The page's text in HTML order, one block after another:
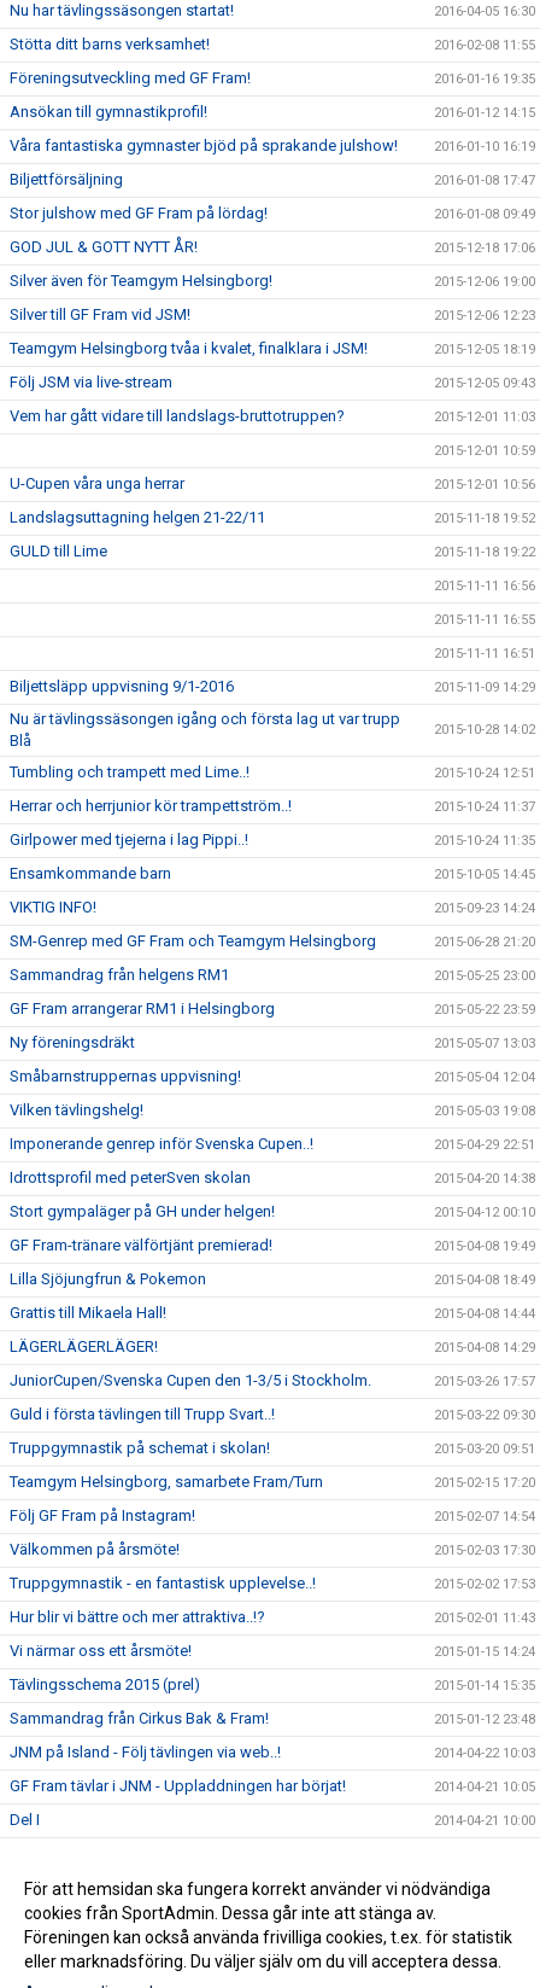
Nu har tävlingssäsongen startat! 2016-04-05 16:30
Stötta ditt barns verksamhet! 2016-02-08 11:55
Föreningsutveckling med GF Fram! 2016-01-16 19:35
Ansökan till gymnastikprofil! 2016-01-12 14:15
Våra fantastiska gymnaster bjöd på sprakande julshow! 2016-01-10 16:19
Biljettförsäljning 2016-01-08 17:47
Stor julshow med GF Fram på lördag! 2016-01-08 09:49
GOD JUL & GOTT NYTT ÅR! 2015-12-18 17:06
Silver även för Teamgym Helsingborg! 2015-12-06 19:00
Silver till GF Fram vid JSM! 2015-12-06 12:23
Teamgym Helsingborg tvåa i kvalet, finalklara i JSM! 2015-12-05 18:19
Följ JSM via live-stream 2015-12-05 09:43
Vem har gått vidare till landslags-bruttotruppen? 2015-12-01 11:03
2015-12-01 10:59
U-Cupen våra unga herrar 2015-12-01 10:56
Landslagsuttagning helgen 21-22/11 2015-11-18 19:52
GULD till Lime 2015-11-18 19:22
2015-11-11 16:56
2015-11-11 16:55
2015-11-11 16:51
Biljettsläpp uppvisning 9/1-2016 2015-11-09 14:29
Nu är tävlingssäsongen igång och första lag ut var trupp
Blå
2015-10-28 14:02
Tumbling och trampett med Lime..! 2015-10-24 12:51
Herrar och herrjunior kör trampettström..! 2015-10-24 11:37
Girlpower med tjejerna i lag Pippi..! 2015-10-24 11:35
Ensamkommande barn 2015-10-05 14:45
VIKTIG INFO! 2015-09-23 14:24
SM-Genrep med GF Fram och Teamgym Helsingborg 2015-06-28 21:20
Sammandrag från helgens RM1 2015-05-25 23:00
GF Fram arrangerar RM1 i Helsingborg 2015-05-22 23:59
Ny föreningsdräkt 2015-05-07 13:03
Småbarnstruppernas uppvisning! 2015-05-04 12:04
Vilken tävlingshelg! 2015-05-03 19:08
Imponerande genrep inför Svenska Cupen..! 2015-04-29 22:51
Idrottsprofil med peterSven skolan 2015-04-20 14:38
Stort gympaläger på GH under helgen! 2015-04-12 00:10
GF Fram-tränare välförtjänt premierad! 2015-04-08 19:49
Lilla Sjöjungfrun & Pokemon 2015-04-08 18:49
Grattis till Mikaela Hall! 2015-04-08 14:44
LÄGERLÄGERLÄGER! 2015-04-08 14:29
JuniorCupen/Svenska Cupen den 1-3/5 i Stockholm. 2015-03-26 17:57
Guld i första tävlingen till Trupp Svart..! 2015-03-22 09:30
Truppgymnastik på schemat i skolan! 2015-03-20 09:51
Teamgym Helsingborg, samarbete Fram/Turn 2015-02-15 17:20
Följ GF Fram på Instagram! 2015-02-07 14:54
Välkommen på årsmöte! 2015-02-03 17:30
Truppgymnastik - en fantastisk upplevelse..! 2015-02-02 17:53
Hur blir vi bättre och mer attraktiva..!? 2015-02-01 11:43
Vi närmar oss ett årsmöte! 2015-01-15 14:24
Tävlingsschema 2015 (prel) 2015-01-14 15:35
Sammandrag från Cirkus Bak & Fram! 2015-01-12 23:48
JNM på Island - Följ tävlingen via web..! 2014-04-22 10:03
GF Fram tävlar i JNM - Uppladdningen har börjat! 2014-04-21 10:05
Del I 2014-04-21 10:00
Del III 2014-04-21 09:59
Del IV 2014-04-21 09:12
För att hemsidan ska fungera korrekt använder vi nödvändiga
cookies från SportAdmin. Dessa går inte att stänga av.
Föreningen kan också använda frivilliga cookies, t.ex. för statistik
eller marknadsföring. Du väljer själv om du vill acceptera dessa.